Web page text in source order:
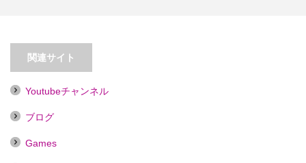
【岩本町】特撮怪獣怪人バーロン
ドベル【喫煙目的店】
関連サイト
Youtubeチャンネル
ブログ
Games